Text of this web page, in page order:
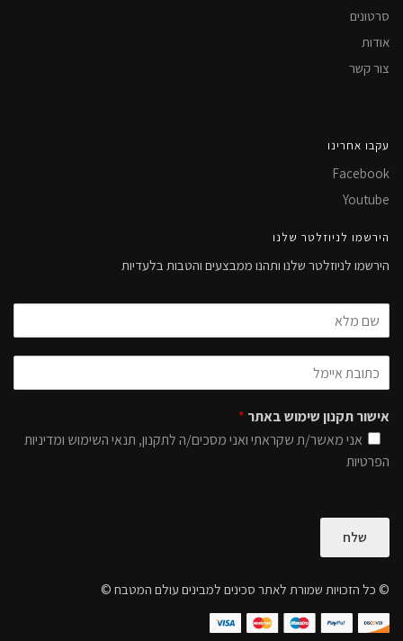
סרטונים
אודות
צור קשר
עקבו אחרינו
Facebook
Youtube
הירשמו לניוזלטר שלנו
הירשמו לניוזלטר שלנו ותהנו ממבצעים והטבות בלעדיות
אישור תקנון שימוש באתר *
אני מאשר/ת שקראתי ואני מסכים/ה לתקנון, תנאי השימוש ומדיניות
הפרטיות
שלח
© כל הזכויות שמורת לאתר סכינים למבינים עולם המטבח ©